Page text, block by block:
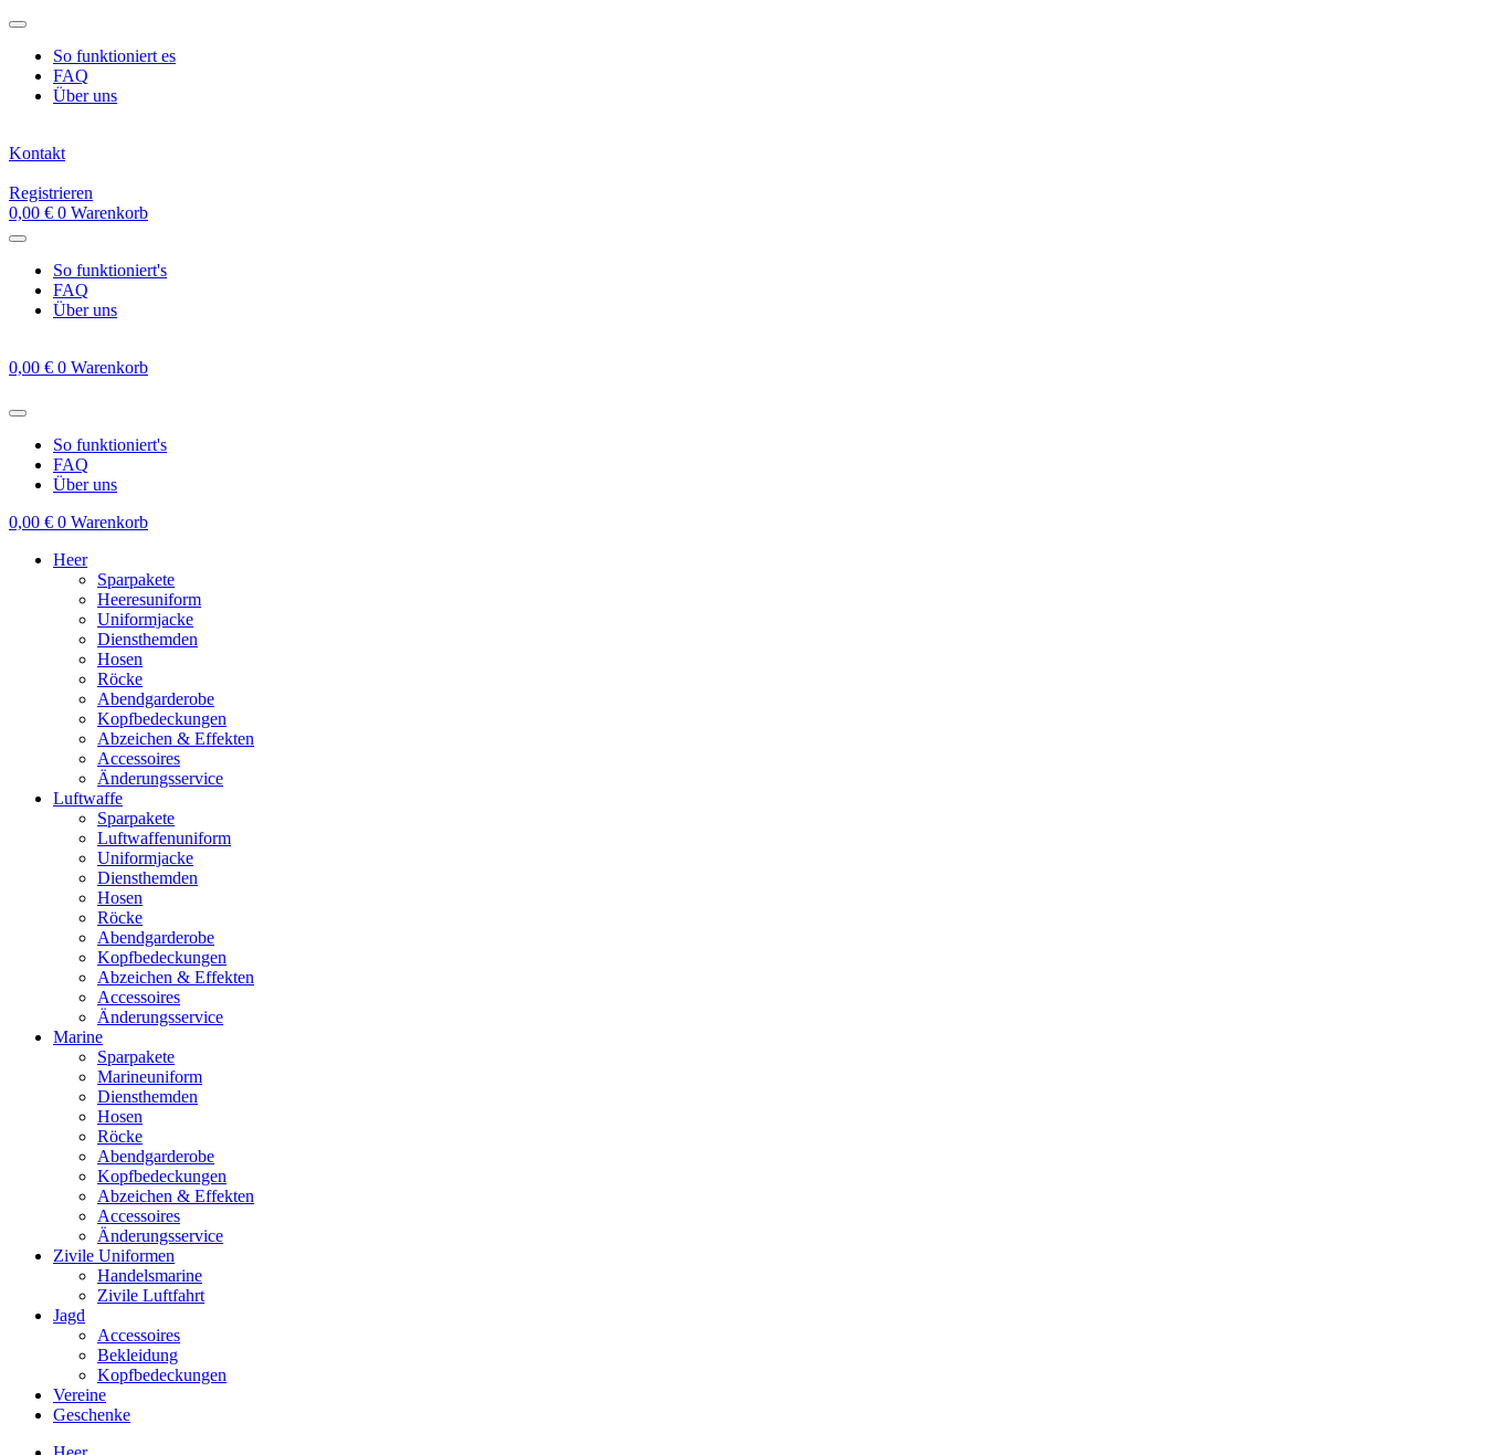
Zum
springenSo funktioniert es
FAQ
Über uns
Kontakt
Registrieren
0,00 € 0 Warenkorb
So funktioniert's
FAQ
Über uns
0,00 € 0 Warenkorb
So funktioniert's
FAQ
Über uns
0,00 € 0 Warenkorb
Heer
Sparpakete
Heeresuniform
Uniformjacke
Diensthemden
Hosen
Röcke
Abendgarderobe
Kopfbedeckungen
Abzeichen & Effekten
Accessoires
Änderungsservice
Luftwaffe
Sparpakete
Luftwaffenuniform
Uniformjacke
Diensthemden
Hosen
Röcke
Abendgarderobe
Kopfbedeckungen
Abzeichen & Effekten
Accessoires
Änderungsservice
Marine
Sparpakete
Marineuniform
Diensthemden
Hosen
Röcke
Abendgarderobe
Kopfbedeckungen
Abzeichen & Effekten
Accessoires
Änderungsservice
Zivile Uniformen
Handelsmarine
Zivile Luftfahrt
Jagd
Accessoires
Bekleidung
Kopfbedeckungen
Vereine
Geschenke